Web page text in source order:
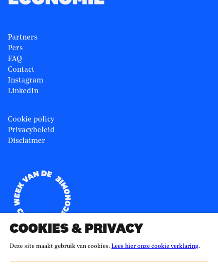
Partners
Pers
FAQ
Contact
Instagram
LinkedIn
Cookie policy
Privacybeleid
Disclaimer